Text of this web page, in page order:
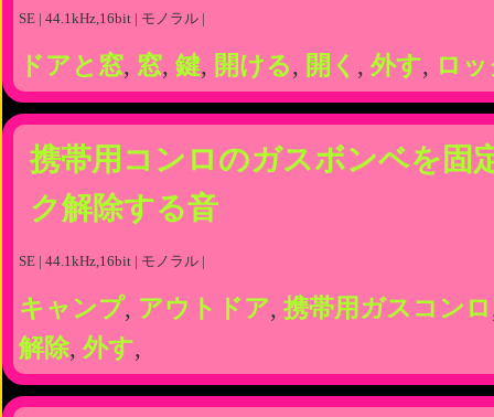
SE | 44.1kHz,16bit | モノラル |
ドアと窓, 窓, 鍵, 開ける, 開く , 外す, ロ
携帯用コンロのガスボンベを固
ク解除する音
SE | 44.1kHz,16bit | モノラル |
キャンプ, アウトドア, 携帯用ガスコンロ
解除, 外す,